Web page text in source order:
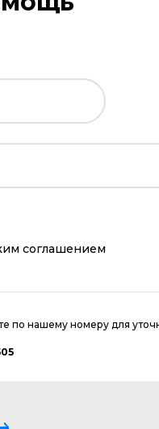
соглашением
по нашему номеру для